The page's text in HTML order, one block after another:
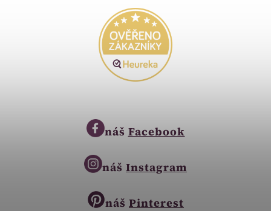
náš Facebook
náš Instagram
náš Pinterest